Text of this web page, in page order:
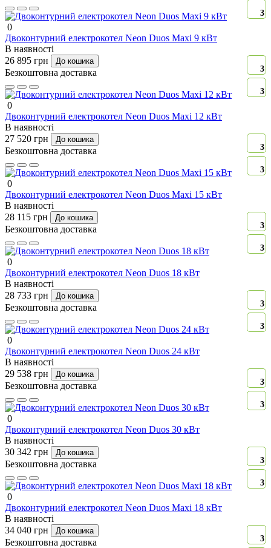
3
0
Двоконтурний електрокотел Neon Duos Maxi 9 кВт
В наявності
26 895 грн
До кошика
Безкоштовна доставка 3
3
0
Двоконтурний електрокотел Neon Duos Maxi 12 кВт
В наявності
27 520 грн
До кошика
Безкоштовна доставка 3
3
0
Двоконтурний електрокотел Neon Duos Maxi 15 кВт
В наявності
28 115 грн
До кошика
Безкоштовна доставка 3
3
0
Двоконтурний електрокотел Neon Duos 18 кВт
В наявності
28 733 грн
До кошика
Безкоштовна доставка 3
3
0
Двоконтурний електрокотел Neon Duos 24 кВт
В наявності
29 538 грн
До кошика
Безкоштовна доставка 3
3
0
Двоконтурний електрокотел Neon Duos 30 кВт
В наявності
30 342 грн
До кошика
Безкоштовна доставка 3
3
0
Двоконтурний електрокотел Neon Duos Maxi 18 кВт
В наявності
34 040 грн
До кошика
Безкоштовна доставка 3